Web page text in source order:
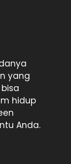
yang
hidup
Anda.